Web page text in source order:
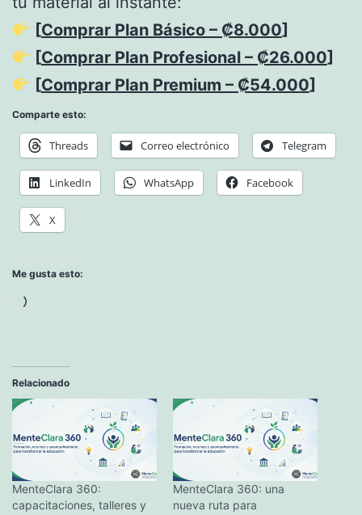
[Comprar Plan Básico – ₡8.000]
[Comprar Plan Profesional – ₡26.000]
[Comprar Plan Premium – ₡54.000]
Comparte esto:
Threads Correo electrónico Telegram
LinkedIn WhatsApp Facebook
X
Me gusta esto:
Cargando...
Relacionado
MenteClara 360:
capacitaciones, talleres y
MenteClara 360: una
nueva ruta para